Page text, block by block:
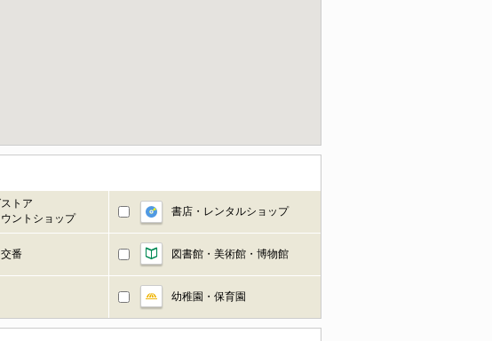
ストア
ントショップ
書店・レンタルショップ
番 図書館・美術館・博物館
幼稚園・保育園